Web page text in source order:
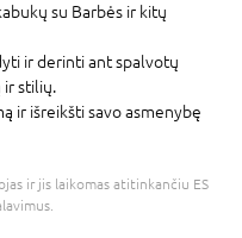
su Barbės ir kitų
ir derinti ant spalvotų
ir stilių.
ir išreikšti savo asmenybę
ir jis laikomas atitinkančiu ES